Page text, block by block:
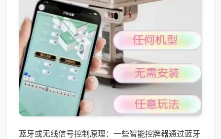
蓝牙或无线信号控制原理：一些智能控牌器通过蓝牙